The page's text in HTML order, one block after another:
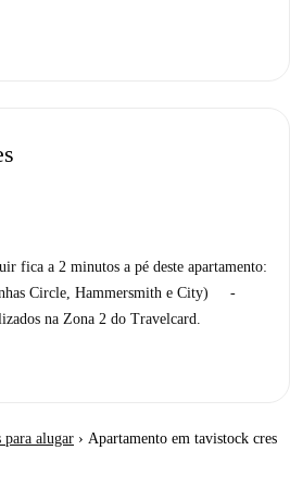
fica a 2 minutos a pé deste apartamento:
Circle, Hammersmith e City) -
na Zona 2 do Travelcard.
para alugar › Apartamento em tavistock cres